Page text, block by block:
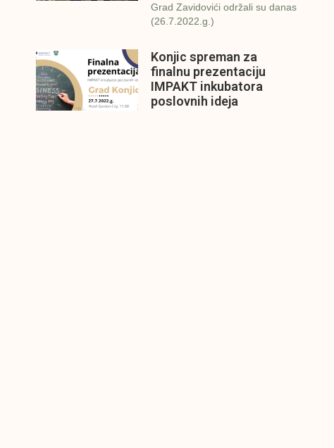
Grad Zavidovići održali su danas
(26.7.2022.g.)
Konjic spreman za
finalnu prezentaciju
IMPAKT inkubatora
poslovnih ideja